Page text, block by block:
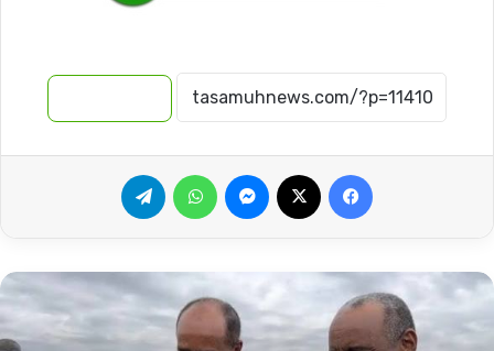
فيسبوك ماسنجر واتساب